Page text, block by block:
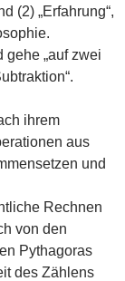
(2) „Erfahrung“,
„auf zwei
ihrem
aus
und
Rechnen
von den
Pythagoras
des Zählens